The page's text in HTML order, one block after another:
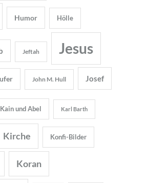
Humor Hölle
Jeftah Jesus
John M. Hull Josef
Kain und Abel Karl Barth
Kirche Konfi-Bilder
Koran